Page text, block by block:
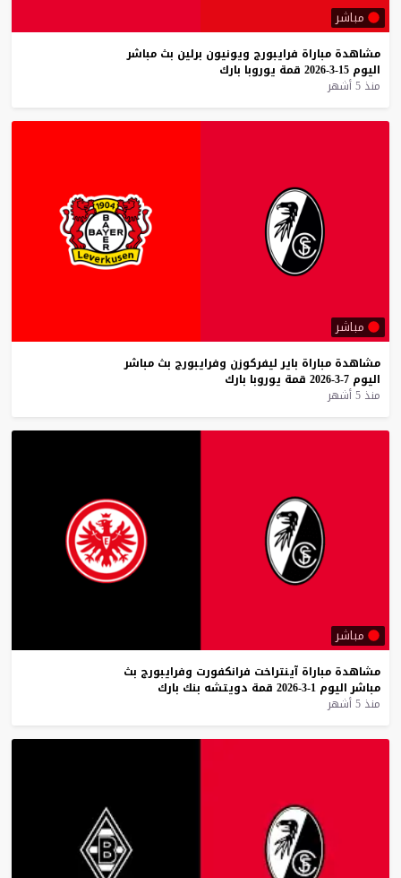
مباشر
مشاهدة مباراة فرايبورج ويونيون برلين بث مباشر
اليوم 15-3-2026 قمة يوروبا بارك
منذ 5 أشهر
مباشر
مشاهدة مباراة باير ليفركوزن وفرايبورج بث مباشر
اليوم 7-3-2026 قمة يوروبا بارك
منذ 5 أشهر
مباشر
مشاهدة مباراة آينتراخت فرانكفورت وفرايبورج بث
مباشر اليوم 1-3-2026 قمة دويتشه بنك بارك
منذ 5 أشهر